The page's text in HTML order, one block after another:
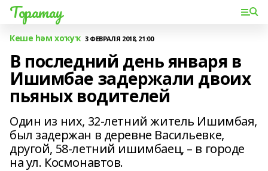
Торатау
Кеше һәм хоҡуҡ 3 ФЕВРАЛЯ 2018, 21:00
В последний день января в
Ишимбае задержали двоих
пьяных водителей
Один из них, 32-летний житель Ишимбая,
был задержан в деревне Васильевке,
другой, 58-летний ишимбаец, – в городе
на ул. Космонавтов.